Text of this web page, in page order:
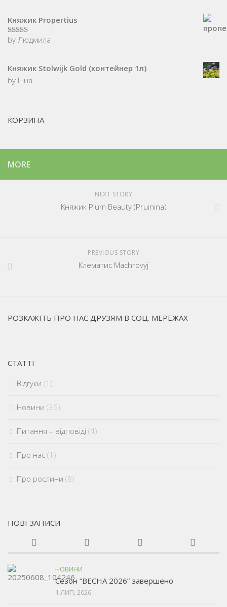
Kняжик Propertius
5з 5
by Людмила
Княжик Stolwijk Gold (контейнер 1л)
by Інна
КОРЗИНА
MORE
NEXT STORY
Kняжик Plum Beauty (Pruinina)
PREVIOUS STORY
Клематис Machrovyj
РОЗКАЖІТЬ ПРО НАС ДРУЗЯМ В СОЦ. МЕРЕЖАХ
СТАТТІ
Відгуки (1)
Новини (36)
Питання – відповіді (4)
Про нас (1)
Про рослини (8)
НОВІ ЗАПИСИ
НОВИНИ
Сезон “ВЕСНА 2026” завершено
1 ЛИП, 2026